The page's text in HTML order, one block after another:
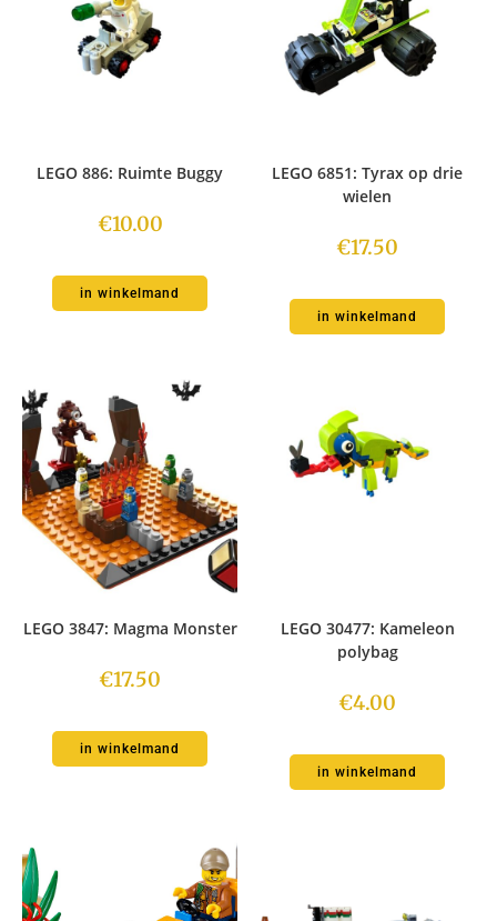
LEGO 886: Ruimte Buggy
€10.00
in winkelmand
LEGO 6851: Tyrax op drie
wielen
€17.50
in winkelmand
LEGO 3847: Magma Monster
€17.50
in winkelmand
LEGO 30477: Kameleon
polybag
€4.00
in winkelmand